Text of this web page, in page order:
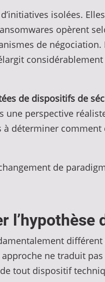
isolées.
opèrent
de
de dispositifs de
une perspective
déterminer
de
différent
approche ne traduit
tout dispositif